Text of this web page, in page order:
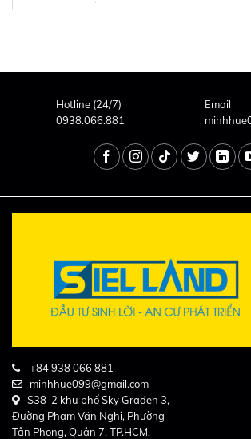
Hotline (24/7)
0938.066.881
Email
+84 938 066 881
minhhue099@gmail.com
S38-2 khu phố Sky Graden 3,
Đường Phạm Văn Nghị, Phường
Tân Phong, Quận 7, TP.HCM,